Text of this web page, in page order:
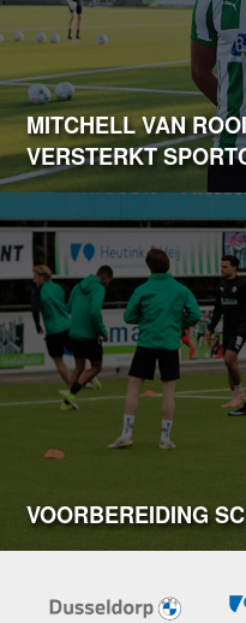
MITCHELL VAN
VERSTERKT
VOORBEREIDING